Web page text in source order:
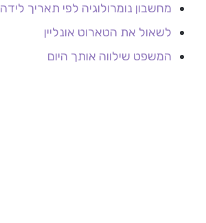
מחשבון נומרולוגיה לפי תאריך לידה
לשאול את הטארוט אונליין
המשפט שילווה אותך היום